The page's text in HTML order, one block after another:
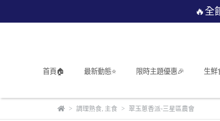
🔥全
首頁🏠 最新動態⭐ 限時主題優惠🎉 生鮮
調理熟食, 主食 翠玉蔥香派-三星區農會